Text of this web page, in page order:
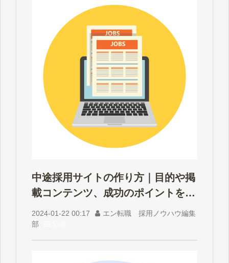
中途採用サイトの作り方｜目的や掲
載コンテンツ、成功のポイントを解
説
2024-01-22 00:17
エン転職 採用ノウハウ編集
部